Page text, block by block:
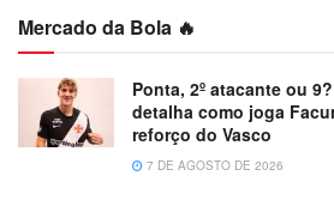
Mercado da Bola 🔥
Ponta, 2º atacante ou
detalha como joga
reforço do Vasco
7 DE AGOSTO DE 2026